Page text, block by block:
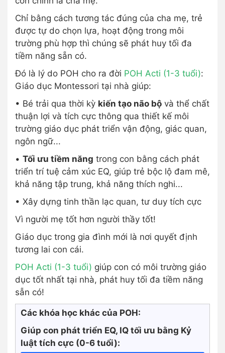
Chỉ bằng cách tương tác đúng của cha mẹ, trẻ
được tự do chọn lựa, hoạt động trong môi
trường phù hợp thì chúng sẽ phát huy tối đa
tiềm năng sẵn có.
Đó là lý do POH cho ra đời POH Acti (1-3 tuổi):
Giáo dục Montessori tại nhà giúp:
• Bé trải qua thời kỳ kiến tạo não bộ và thể chất
thuận lợi và tích cực thông qua thiết kế môi
trường giáo dục phát triển vận động, giác quan,
ngôn ngữ...
• Tối ưu tiềm năng trong con bằng cách phát
triển trí tuệ cảm xúc EQ, giúp trẻ bộc lộ đam mê,
khả năng tập trung, khả năng thích nghi...
• Xây dựng tinh thần lạc quan, tư duy tích cực
Vì người mẹ tốt hơn người thầy tốt!
Giáo dục trong gia đình mới là nơi quyết định
tương lai con cái.
POH Acti (1-3 tuổi) giúp con có môi trường giáo
dục tốt nhất tại nhà, phát huy tối đa tiềm năng
sẵn có!
Các khóa học khác của POH:
Giúp con phát triển EQ, IQ tối ưu bằng Kỷ
luật tích cực (0-6 tuổi):